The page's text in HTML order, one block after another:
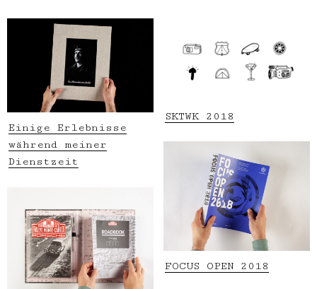
Einige Erlebnisse
während meiner
Dienstzeit
SKTWK 2018
FOCUS OPEN 2018